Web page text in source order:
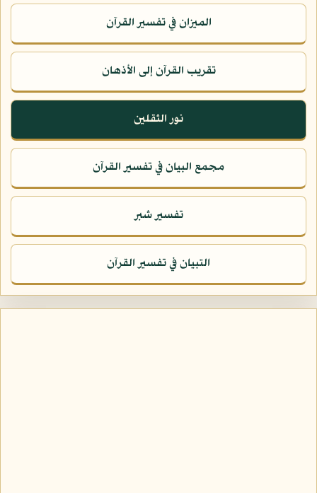
الميزان في تفسير القرآن
تقريب القرآن إلى الأذهان
نور الثقلين
مجمع البيان في تفسير القرآن
تفسير شبر
التبيان في تفسير القرآن